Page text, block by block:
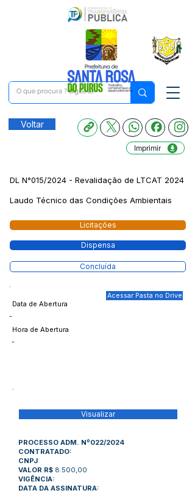
Voltar
Imprimir
DL N°015/2024 - Revalidação de LTCAT 2024
Laudo Técnico das Condições Ambientais
Licitações
Dispensa
Concluída
Data de Abertura
Acessar Pasta no Drive
-
Hora de Abertura
-
Visualizar
PROCESSO ADM. Nº022/2024
CONTRATADO:
CNPJ
VALOR R$ 8.500,00
VIGÊNCIA:
DATA DA ASSINATURA: